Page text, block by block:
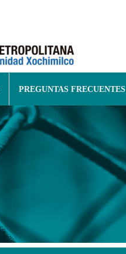
PREGUNTAS FRECUENTES